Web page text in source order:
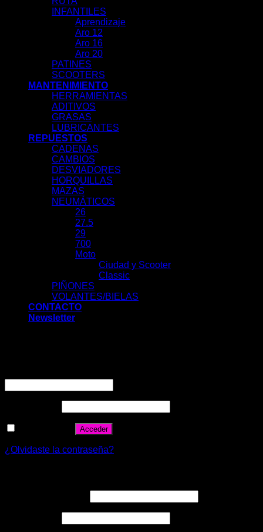
INFANTILES
Aprendizaje
Aro 12
Aro 16
Aro 20
PATINES
SCOOTERS
MANTENIMIENTO
HERRAMIENTAS
ADITIVOS
GRASAS
LUBRICANTES
REPUESTOS
CADENAS
CAMBIOS
DESVIADORES
HORQUILLAS
MAZAS
NEUMÁTICOS
26
27.5
29
700
Moto
Ciudad y Scooter
Classic
PIÑONES
VOLANTES/BIELAS
CONTACTO
Newsletter
Acceder
¿Olvidaste la contraseña?